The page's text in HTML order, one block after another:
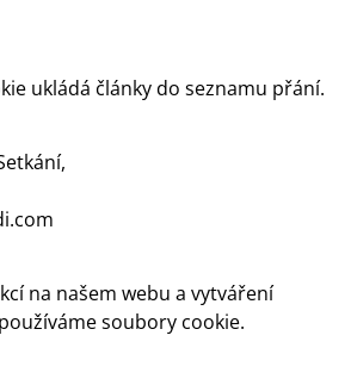
Kontakt
ukládá články do seznamu přání.
na našem webu a vytváření
soubory cookie.